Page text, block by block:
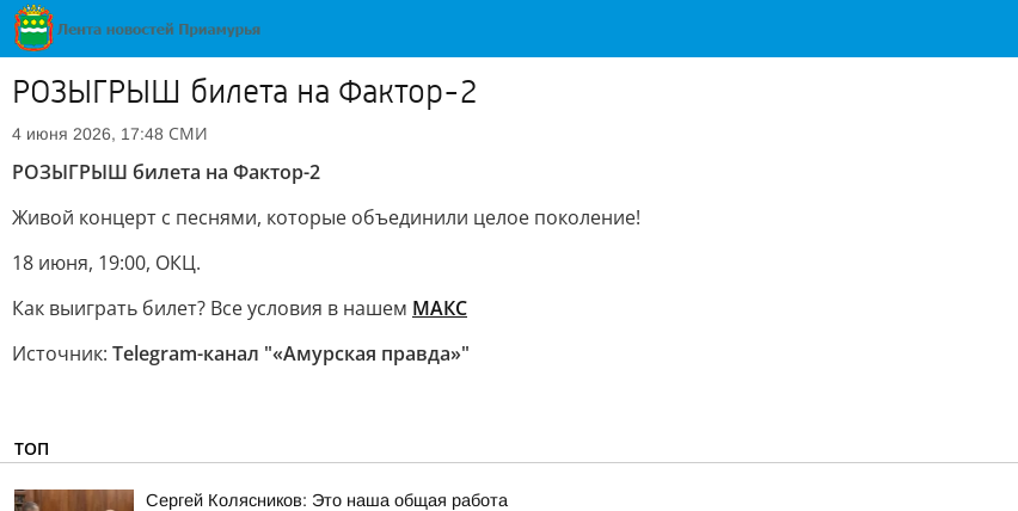
РОЗЫГРЫШ билета на Фактор-2
4 июня 2026, 17:48 СМИ
РОЗЫГРЫШ билета на Фактор-2
Живой концерт с песнями, которые объединили целое поколение!
18 июня, 19:00, ОКЦ.
Как выиграть билет? Все условия в нашем МАКС
Источник: Telegram-канал "«Амурская правда»"
ТОП
Сергей Колясников: Это наша общая работа